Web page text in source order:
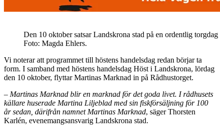
Den 10 oktober satsar Landskrona stad på en ordentlig
Foto: Magda Ehlers.
Vi noterar att programmet till höstens handelsdag redan börjar ta
form. I samband med höstens handelsdag Höst i Landskrona, lördag
den 10 oktober, flyttar Martinas Marknad in på Rådhustorget.
– Martinas Marknad blir en marknad för det goda livet. I rådhusets
källare huserade Martina Liljeblad med sin fiskförsäljning för 100
år sedan, därifrån namnet Martinas Marknad, säger Thorsten
Karlén, evenemangsansvarig Landskrona stad.